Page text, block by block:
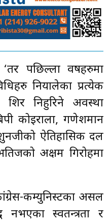
पछिल्ला वर्षहरुमा
नियालेका प्रत्येक
शिर निहुरिने अवस्था
कोइराला, गणेशमान
ऐतिहासिक दल
अक्षम गिरोहमा
कम्युनिस्टका असल
स्वतन्त्रता र